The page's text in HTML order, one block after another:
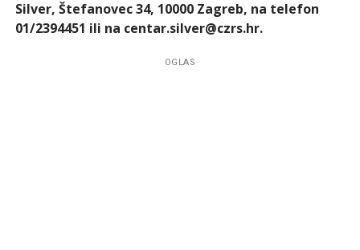
Silver, Štefanovec 34, 10000 Zagreb, na telefon
01/2394451 ili na centar.silver@czrs.hr.
OGLAS